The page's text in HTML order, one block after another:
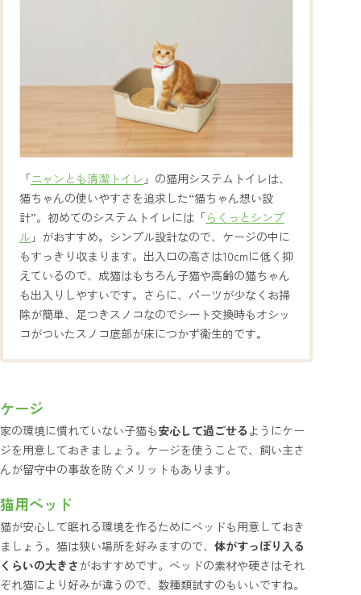
「ニャンとも清潔トイレ 」の猫用システムトイレは、
猫ちゃんの使いやすさを追求した“猫ちゃん想い設
計”。初めてのシステムトイレには「らくっとシンプ
ル 」がおすすめ。シンプル設計なので、ケージの中に
もすっきり収まります。出入口の高さは10cmに低く抑
えているので、成猫はもちろん子猫や高齢の猫ちゃん
も出入りしやすいです。さらに、パーツが少なくお掃
除が簡単、足つきスノコなのでシート交換時もオシッ
コがついたスノコ底部が床につかず衛生的です。
ケージ
家の環境に慣れていない子猫も安心して過ごせる ようにケー
ジを用意しておきましょう。ケージを使うことで、飼い主さ
んが留守中の事故を防ぐメリットもあります。
猫用ベッド
猫が安心して眠れる環境を作るためにベッドも用意しておき
ましょう。猫は狭い場所を好みますので、 体がすっぽり入る
くらいの大きさがおすすめです。ベッドの素材や硬さはそれ
ぞれ猫により好みが違うので、数種類試すのもいいですね。